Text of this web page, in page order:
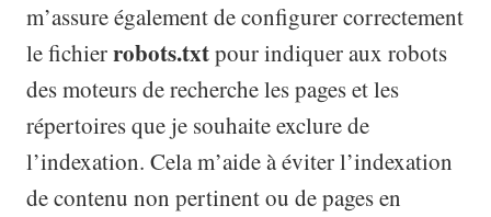
m’assure également de configurer correctement
le fichierrobots.txtpour indiquer aux robots
des moteurs de recherche les pages et les
répertoires que je souhaite exclure de
l’indexation. Cela m’aide à éviter l’indexation
de contenu non pertinent ou de pages en